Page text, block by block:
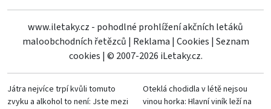
www.iletaky.cz - pohodlné prohlížení akčních letáků
maloobchodních řetězců | Reklama | Cookies | Seznam
cookies | © 2007-2026 iLetaky.cz.
Játra nejvíce trpí kvůli tomuto
zvyku a alkohol to není: Jste mezi
Oteklá chodidla v létě nejsou
vinou horka: Hlavní viník leží na